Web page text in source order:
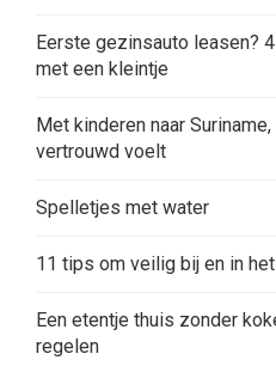
Eerste gezinsauto leasen?
met een kleintje
Met kinderen naar
vertrouwd voelt
Spelletjes met water
11 tips om veilig bij en in
Een etentje thuis zonder
regelen